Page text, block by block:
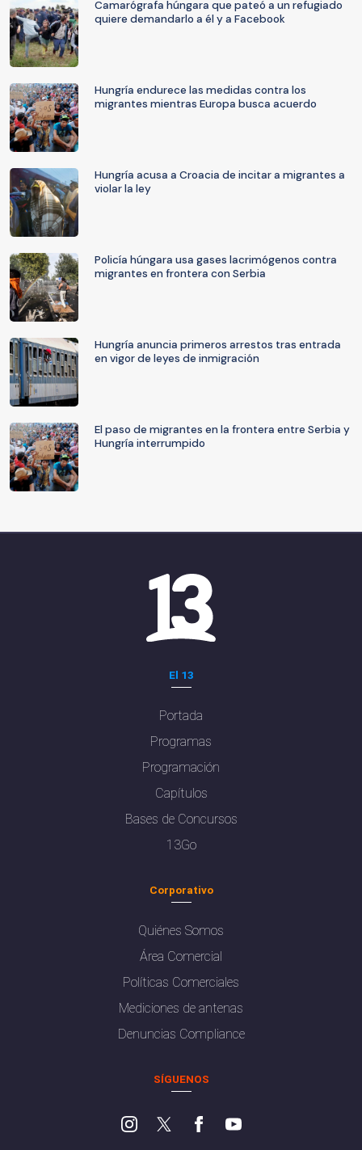
Camarógrafa húngara que pateó a un refugiado
quiere demandarlo a él y a Facebook
Hungría endurece las medidas contra los
migrantes mientras Europa busca acuerdo
Hungría acusa a Croacia de incitar a migrantes a
violar la ley
Policía húngara usa gases lacrimógenos contra
migrantes en frontera con Serbia
Hungría anuncia primeros arrestos tras entrada
en vigor de leyes de inmigración
El paso de migrantes en la frontera entre Serbia y
Hungría interrumpido
El 13
Portada
Programas
Programación
Capítulos
Bases de Concursos
13Go
Corporativo
Quiénes Somos
Área Comercial
Políticas Comerciales
Mediciones de antenas
Denuncias Compliance
SÍGUENOS